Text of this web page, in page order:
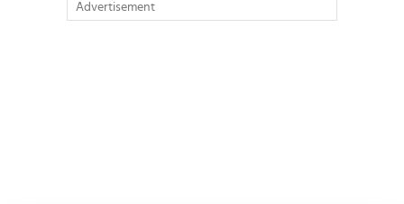
Advertisement